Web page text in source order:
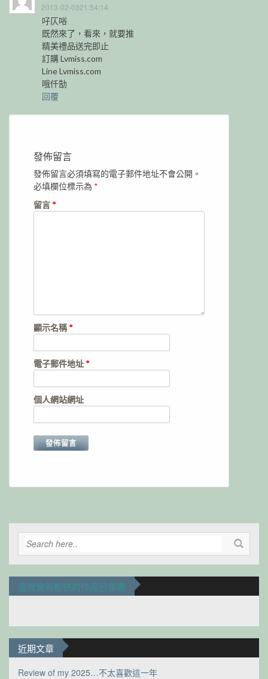
2013-02-0321:54:14
吇仄唂
既然來了，看來，就要推
精美禮品送完即止
訂購 Lvmiss.com
Line Lvmiss.com
哦仟勂
回覆
發佈留言
發佈留言必須填寫的電子郵件地址不會公開。
必填欄位標示為 *
留言 *
顯示名稱*
電子郵件地址 *
個人網站網址
這裡會有較快的作品分享喔
近期文章
Review of my 2025…不太喜歡這一年